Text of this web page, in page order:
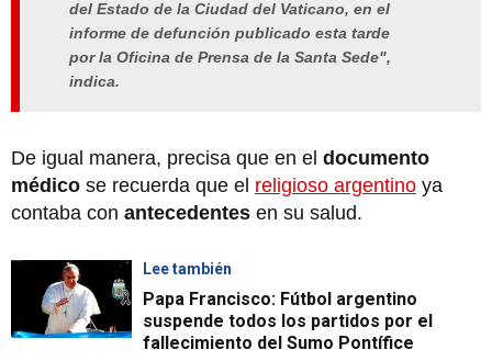
del Estado de la Ciudad del Vaticano, en el
informe de defunción publicado esta tarde
por la Oficina de Prensa de la Santa Sede",
indica.
De igual manera, precisa que en el documento
médico se recuerda que el religioso argentino ya
contaba con antecedentes en su salud.
Lee también
Papa Francisco: Fútbol argentino
suspende todos los partidos por el
fallecimiento del Sumo Pontífice